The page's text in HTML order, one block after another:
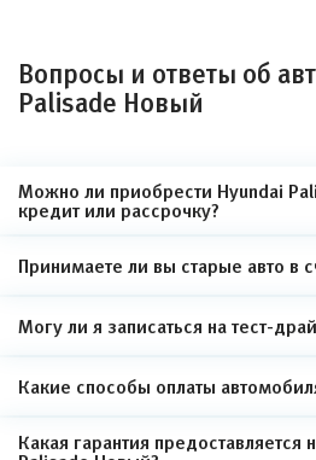
Вопросы и ответы об
Palisade Новый
Можно ли приобрести Hyundai
кредит или рассрочку?
Принимаете ли вы старые авто в
Могу ли я записаться на тест-
Какие способы оплаты
Какая гарантия предоставляется